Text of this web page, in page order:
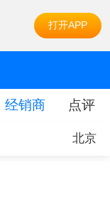
打开APP
经销商 点评
北京